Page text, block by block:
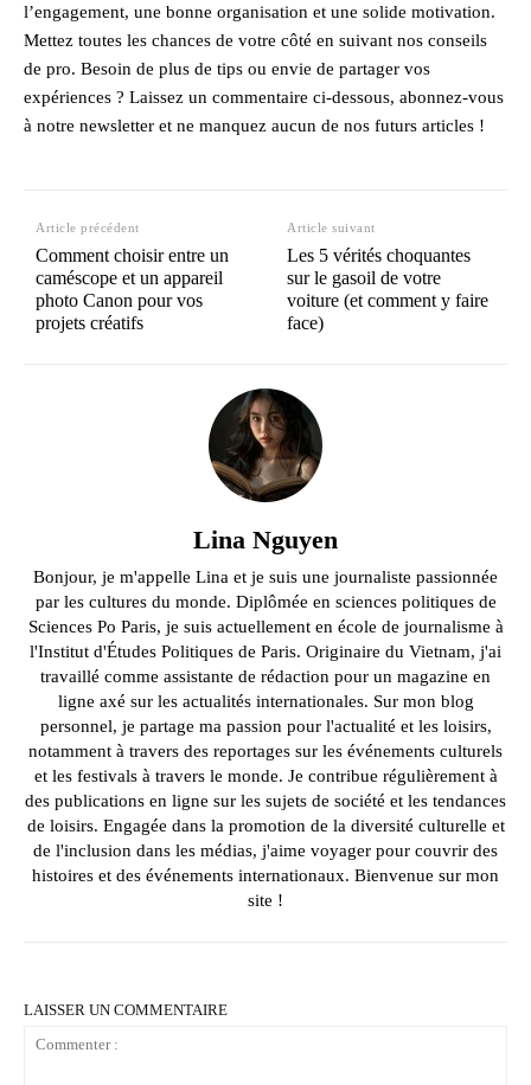
l’engagement, une bonne organisation et une solide motivation.
Mettez toutes les chances de votre côté en suivant nos conseils
de pro. Besoin de plus de tips ou envie de partager vos
expériences ? Laissez un commentaire ci-dessous, abonnez-vous
à notre newsletter et ne manquez aucun de nos futurs articles !
Article précédent
Comment choisir entre un
caméscope et un appareil
photo Canon pour vos
projets créatifs
Article suivant
Les 5 vérités choquantes
sur le gasoil de votre
voiture (et comment y faire
face)
Lina Nguyen
Bonjour, je m'appelle Lina et je suis une journaliste passionnée
par les cultures du monde. Diplômée en sciences politiques de
Sciences Po Paris, je suis actuellement en école de journalisme à
l'Institut d'Études Politiques de Paris. Originaire du Vietnam, j'ai
travaillé comme assistante de rédaction pour un magazine en
ligne axé sur les actualités internationales. Sur mon blog
personnel, je partage ma passion pour l'actualité et les loisirs,
notamment à travers des reportages sur les événements culturels
et les festivals à travers le monde. Je contribue régulièrement à
des publications en ligne sur les sujets de société et les tendances
de loisirs. Engagée dans la promotion de la diversité culturelle et
de l'inclusion dans les médias, j'aime voyager pour couvrir des
histoires et des événements internationaux. Bienvenue sur mon
site !
LAISSER UN COMMENTAIRE